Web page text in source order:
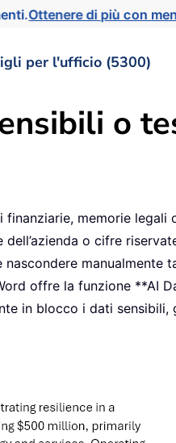
Ottenere di più con
per l'ufficio (5300)
o
memorie
o cifre
manualmente
offre la funzione **AI
in blocco i dati sensibili,